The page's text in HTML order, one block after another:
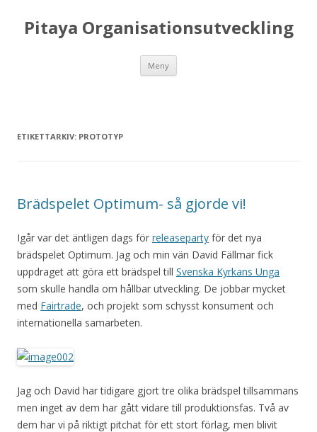
Pitaya Organisationsutveckling
Meny
ETIKETTARKIV: PROTOTYP
Brädspelet Optimum- så gjorde vi!
Igår var det äntligen dags för releaseparty för det nya
brädspelet Optimum. Jag och min vän David Fällmar fick
uppdraget att göra ett brädspel till Svenska Kyrkans Unga
som skulle handla om hållbar utveckling. De jobbar mycket
med Fairtrade, och projekt som schysst konsument och
internationella samarbeten.
Jag och David har tidigare gjort tre olika brädspel tillsammans
men inget av dem har gått vidare till produktionsfas. Två av
dem har vi på riktigt pitchat för ett stort förlag, men blivit